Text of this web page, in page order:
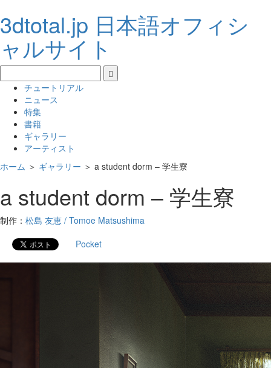
3dtotal.jp 日本語オフィシ
ャルサイト
チュートリアル
ニュース
特集
書籍
ギャラリー
アーティスト
ホーム ＞ ギャラリー ＞ a student dorm – 学生寮
a student dorm – 学生寮
制作： 松島 友恵 / Tomoe Matsushima
Pocket